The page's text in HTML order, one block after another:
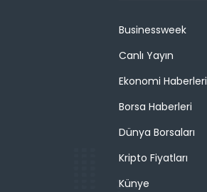
Businessweek
Canlı Yayın
Ekonomi Haberleri
Borsa Haberleri
Dünya Borsaları
Kripto Fiyatları
Künye